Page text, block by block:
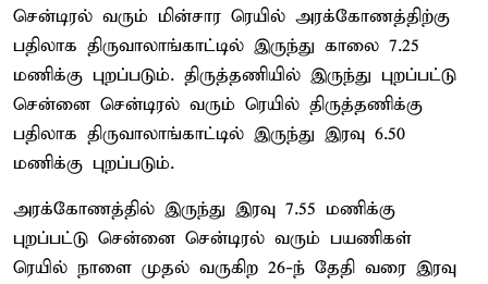
சென்டிரல் வரும் மின்சார ரெயில் அரக்கோணத்திற்கு
பதிலாக திருவாலாங்காட்டில் இருந்து காலை 7.25
மணிக்கு புறப்படும். திருத்தணியில் இருந்து புறப்பட்டு
சென்னை சென்டிரல் வரும் ரெயில் திருத்தணிக்கு
பதிலாக திருவாலாங்காட்டில் இருந்து இரவு 6.50
மணிக்கு புறப்படும்.
அரக்கோணத்தில் இருந்து இரவு 7.55 மணிக்கு
புறப்பட்டு சென்னை சென்டிரல் வரும் பயணிகள்
ரெயில் நாளை முதல் வருகிற 26-ந் தேதி வரை இரவு